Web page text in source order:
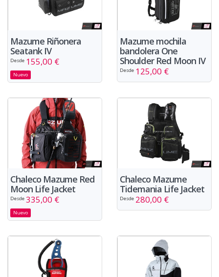
Mazume Riñonera
Seatank IV
Desde 155,00 €
Nuevo
Mazume mochila
bandolera One
Shoulder Red Moon IV
Desde 125,00 €
Chaleco Mazume Red
Moon Life Jacket
Desde 335,00 €
Nuevo
Chaleco Mazume
Tidemania Life Jacket
Desde 280,00 €